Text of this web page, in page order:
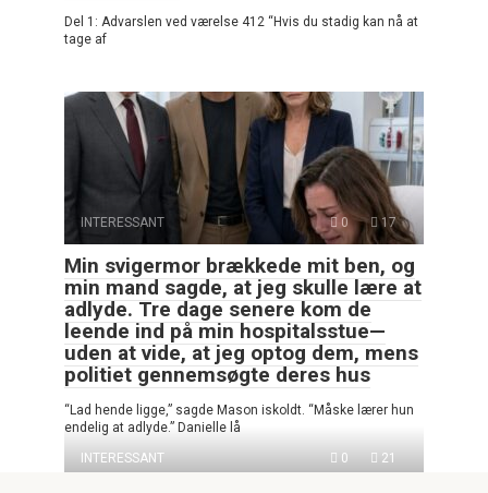
Del 1: Advarslen ved værelse 412 “Hvis du stadig kan nå at
tage af
INTERESSANT 0 17
Min svigermor brækkede mit ben, og
min mand sagde, at jeg skulle lære at
adlyde. Tre dage senere kom de
leende ind på min hospitalsstue—
uden at vide, at jeg optog dem, mens
politiet gennemsøgte deres hus
“Lad hende ligge,” sagde Mason iskoldt. “Måske lærer hun
endelig at adlyde.” Danielle lå
INTERESSANT
0 21